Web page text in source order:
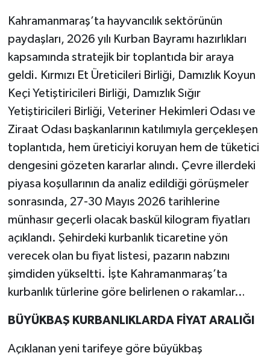
Kahramanmaraş’ta hayvancılık sektörünün
paydaşları, 2026 yılı Kurban Bayramı hazırlıkları
kapsamında stratejik bir toplantıda bir araya
geldi. Kırmızı Et Üreticileri Birliği, Damızlık Koyun
Keçi Yetiştiricileri Birliği, Damızlık Sığır
Yetiştiricileri Birliği, Veteriner Hekimleri Odası ve
Ziraat Odası başkanlarının katılımıyla gerçekleşen
toplantıda, hem üreticiyi koruyan hem de tüketici
dengesini gözeten kararlar alındı. Çevre illerdeki
piyasa koşullarının da analiz edildiği görüşmeler
sonrasında, 27-30 Mayıs 2026 tarihlerine
münhasır geçerli olacak baskül kilogram fiyatları
açıklandı. Şehirdeki kurbanlık ticaretine yön
verecek olan bu fiyat listesi, pazarın nabzını
şimdiden yükseltti. İşte Kahramanmaraş’ta
kurbanlık türlerine göre belirlenen o rakamlar…
BÜYÜKBAŞ KURBANLIKLARDA FİYAT ARALIĞI
Açıklanan yeni tarifeye göre büyükbaş